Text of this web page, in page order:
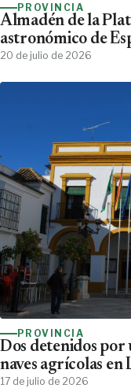
PROVINCIA
Almadén de la
astronómico de
20 de julio de 2026
PROVINCIA
Dos detenidos por
naves agrícolas en
17 de julio de 2026